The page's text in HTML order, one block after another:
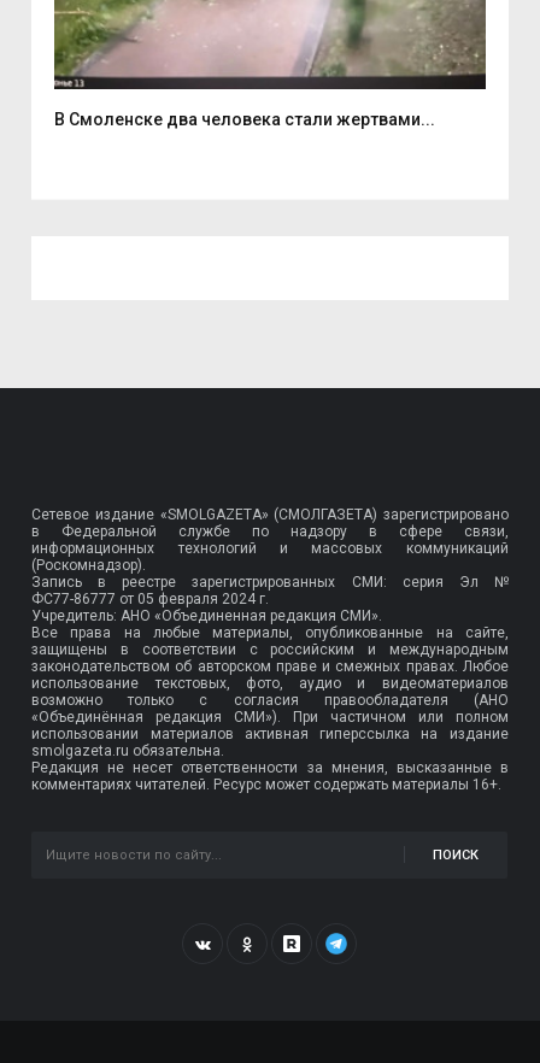
В Смоленске два человека стали жертвами...
Сетевое издание «SMOLGAZETA» (СМОЛГАЗЕТА) зарегистрировано
в Федеральной службе по надзору в сфере связи,
информационных технологий и массовых коммуникаций
(Роскомнадзор).
Запись в реестре зарегистрированных СМИ: серия Эл №
ФС77-86777 от 05 февраля 2024 г.
Учредитель: АНО «Объединенная редакция СМИ».
Все права на любые материалы, опубликованные на сайте,
защищены в соответствии с российским и международным
законодательством об авторском праве и смежных правах. Любое
использование текстовых, фото, аудио и видеоматериалов
возможно только с согласия правообладателя (АНО
«Объединённая редакция СМИ»). При частичном или полном
использовании материалов активная гиперссылка на издание
smolgazeta.ru обязательна.
Редакция не несет ответственности за мнения, высказанные в
комментариях читателей. Ресурс может содержать материалы 16+.
ПОИСК